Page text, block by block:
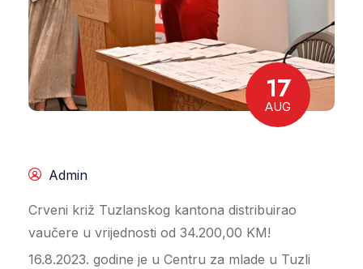
17
AUG
Admin
Crveni križ Tuzlanskog kantona distribuirao
vaučere u vrijednosti od 34.200,00 KM!
16.8.2023. godine je u Centru za mlade u Tuzli